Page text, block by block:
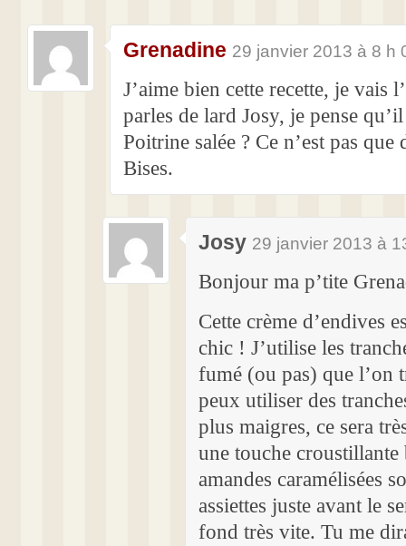
Grenadine 29 janvier 2013 à 8 h
J’aime bien cette recette, je vais
parles de lard Josy, je pense
Poitrine salée ? Ce n’est pas que
Bises.
Josy 29 janvier 2013 à
Bonjour ma p’tite
Cette crème d’endives
chic ! J’utilise les
fumé (ou pas) que l’on
peux utiliser des
plus maigres, ce sera
une touche croustillante
amandes caramélisées
assiettes juste avant le
fond très vite. Tu me